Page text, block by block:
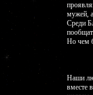
мужей,
Среди
Но чем
Наши
вместе